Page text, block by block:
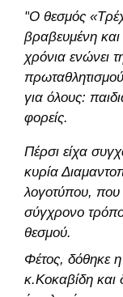
"Ο θεσμός
βραβευμένη
χρόνια ενώνει
για όλους:
φορείς.
Πέρσι είχα
κυρία
λογοτύπου,
σύγχρονο
θεσμού.
Φέτος, δόθηκε
κ.Κοκαβίδη